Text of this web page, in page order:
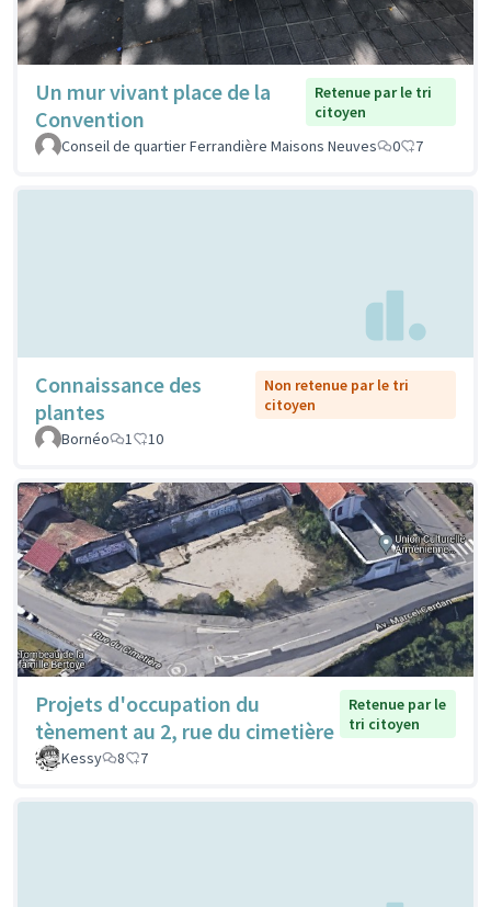
Un mur vivant place de la
Convention
Retenue par le tri
citoyen
Conseil de quartier Ferrandière Maisons Neuves
0 7
Connaissance des
plantes
Non retenue par le tri
citoyen
Bornéo
1 10
Projets d'occupation du
tènement au 2, rue du cimetière
Retenue par le
tri citoyen
Kessy
8 7